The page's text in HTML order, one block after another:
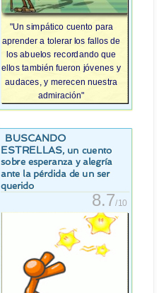
"Un simpático cuento para
aprender a tolerar los fallos de
los abuelos recordando que
ellos también fueron jóvenes y
audaces, y merecen nuestra
admiración"
BUSCANDO
ESTRELLAS, un cuento
sobre esperanza y alegría
ante la pérdida de un ser
querido
8.7/10